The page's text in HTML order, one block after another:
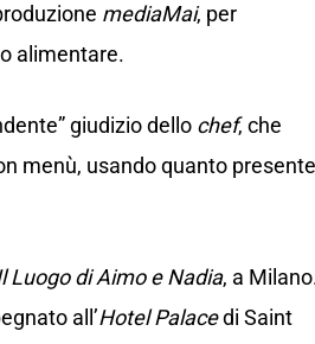
mediaMai, per
alimentare.
giudizio dello chef, che
menù, usando quanto
Luogo di Aimo e Nadia, a
all’Hotel Palacedi Saint